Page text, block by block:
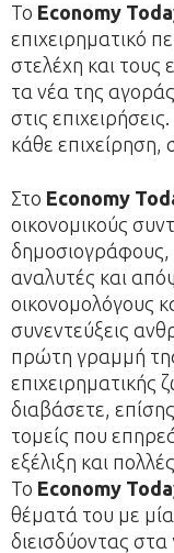
Το Economy
επιχειρηματικό
στελέχη και τους
τα νέα της αγοράς,
στις
κάθε επιχείρηση,
Στο Economy
οικονομικούς
δημοσιογράφους,
αναλυτές και
οικονομολόγους
συνεντεύξεις
πρώτη γραμμή της
επιχειρηματικής
διαβάσετε,
τομείς που
εξέλιξη και
Το Economy
θέματά του με
διεισδύοντας στα